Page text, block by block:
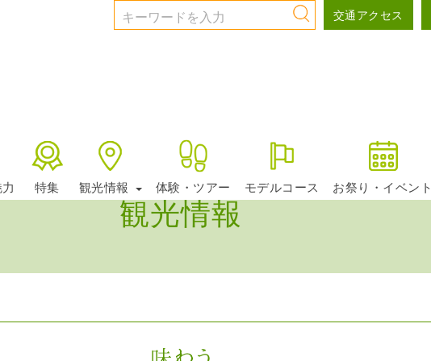
交通アクセス
特集 観光情報 体験・ツアー モデルコース お祭り・イベント
観光情報